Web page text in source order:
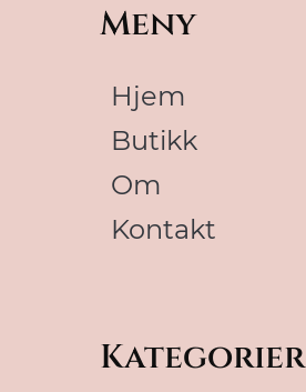
Meny
Hjem
Butikk
Om
Kontakt
Kategorier